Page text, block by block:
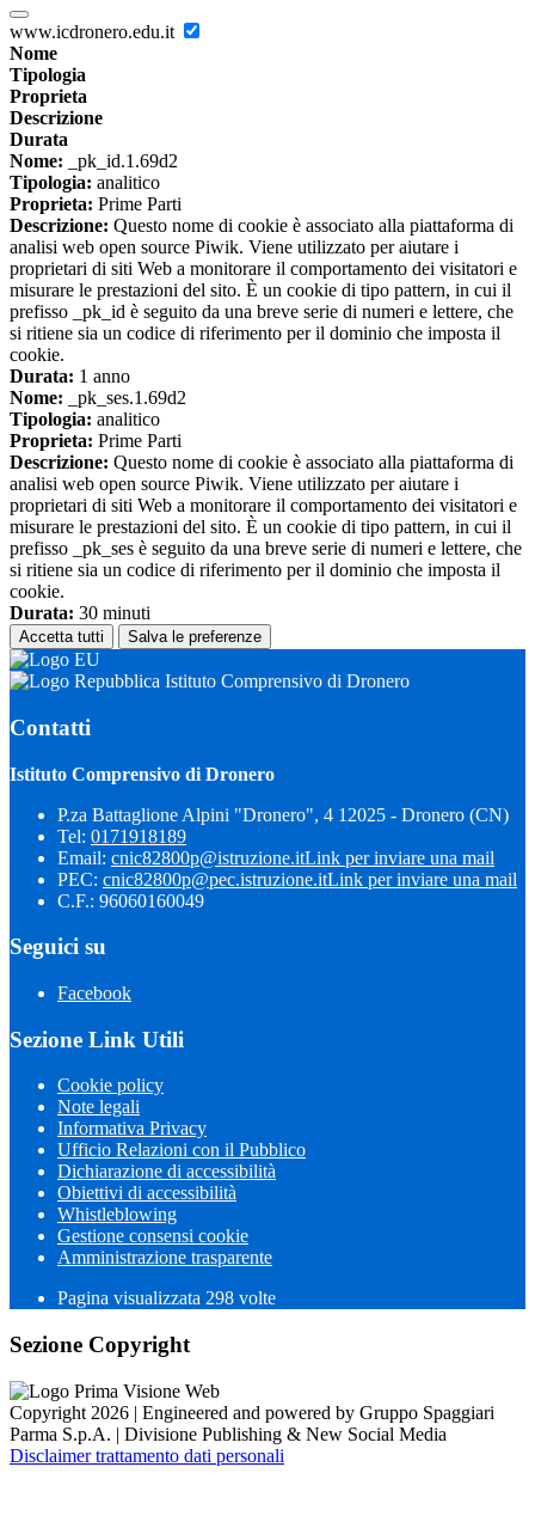
www.icdronero.edu.it
Nome
Tipologia
Proprieta
Descrizione
Durata
Nome: _pk_id.1.69d2
Tipologia: analitico
Proprieta: Prime Parti
Descrizione: Questo nome di cookie è associato alla piattaforma di
analisi web open source Piwik. Viene utilizzato per aiutare i
proprietari di siti Web a monitorare il comportamento dei visitatori e
misurare le prestazioni del sito. È un cookie di tipo pattern, in cui il
prefisso _pk_id è seguito da una breve serie di numeri e lettere, che
si ritiene sia un codice di riferimento per il dominio che imposta il
cookie.
Durata: 1 anno
Nome: _pk_ses.1.69d2
Tipologia: analitico
Proprieta: Prime Parti
Descrizione: Questo nome di cookie è associato alla piattaforma di
analisi web open source Piwik. Viene utilizzato per aiutare i
proprietari di siti Web a monitorare il comportamento dei visitatori e
misurare le prestazioni del sito. È un cookie di tipo pattern, in cui il
prefisso _pk_ses è seguito da una breve serie di numeri e lettere, che
si ritiene sia un codice di riferimento per il dominio che imposta il
cookie.
Durata: 30 minuti
Accetta tutti Salva le preferenze
Istituto Comprensivo di Dronero
Contatti
Istituto Comprensivo di Dronero
P.za Battaglione Alpini "Dronero", 4 12025 - Dronero (CN)
Tel: 0171918189
Email: cnic82800p@istruzione.itLink per inviare una mail
PEC: cnic82800p@pec.istruzione.itLink per inviare una mail
C.F.: 96060160049
Seguici su
Facebook
Sezione Link Utili
Cookie policy
Note legali
Informativa Privacy
Ufficio Relazioni con il Pubblico
Dichiarazione di accessibilità
Obiettivi di accessibilità
Whistleblowing
Gestione consensi cookie
Amministrazione trasparente
Pagina visualizzata 298 volte
Sezione Copyright
Copyright 2026 | Engineered and powered by Gruppo Spaggiari
Parma S.p.A. | Divisione Publishing & New Social Media
Disclaimer trattamento dati personali